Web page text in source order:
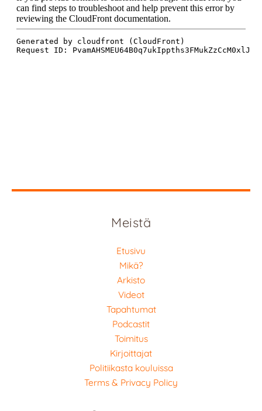
Meistä
Etusivu
Mikä?
Arkisto
Videot
Tapahtumat
Podcastit
Toimitus
Kirjoittajat
Politiikasta kouluissa
Terms & Privacy Policy